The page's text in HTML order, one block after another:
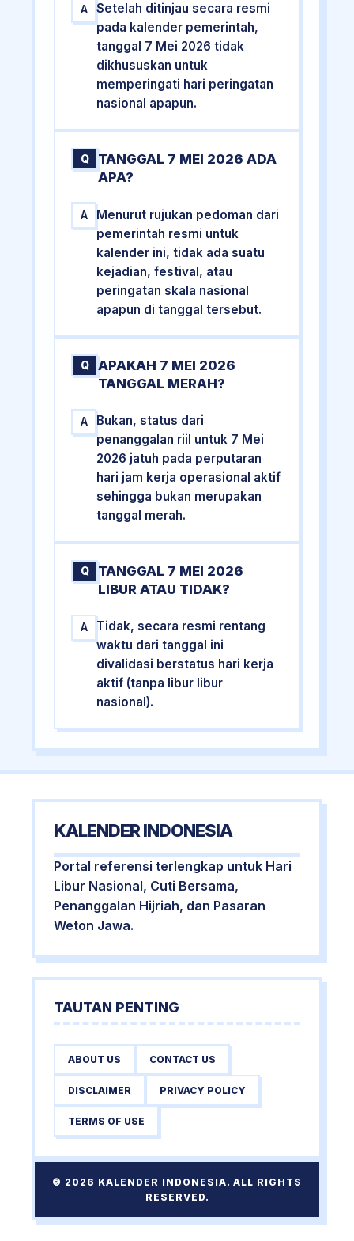
A
Setelah ditinjau secara resmi
pada kalender pemerintah,
tanggal 7 Mei 2026 tidak
dikhususkan untuk
memperingati hari peringatan
nasional apapun.
Q
TANGGAL 7 MEI 2026 ADA
APA?
A
Menurut rujukan pedoman dari
pemerintah resmi untuk
kalender ini, tidak ada suatu
kejadian, festival, atau
peringatan skala nasional
apapun di tanggal tersebut.
Q
APAKAH 7 MEI 2026
TANGGAL MERAH?
A
Bukan, status dari
penanggalan riil untuk 7 Mei
2026 jatuh pada perputaran
hari jam kerja operasional aktif
sehingga bukan merupakan
tanggal merah.
Q
TANGGAL 7 MEI 2026
LIBUR ATAU TIDAK?
A
Tidak, secara resmi rentang
waktu dari tanggal ini
divalidasi berstatus hari kerja
aktif (tanpa libur libur
nasional).
KALENDER INDONESIA
Portal referensi terlengkap untuk Hari
Libur Nasional, Cuti Bersama,
Penanggalan Hijriah, dan Pasaran
Weton Jawa.
TAUTAN PENTING
ABOUT US CONTACT US
DISCLAIMER PRIVACY POLICY
TERMS OF USE
© 2026 KALENDER INDONESIA. ALL RIGHTS
RESERVED.